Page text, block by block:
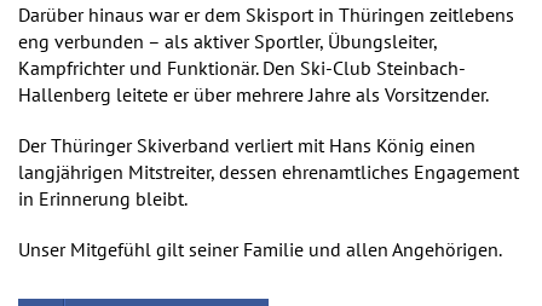
Darüber hinaus war er dem Skisport in Thüringen zeitlebens
eng verbunden – als aktiver Sportler, Übungsleiter,
Kampfrichter und Funktionär. Den Ski-Club Steinbach-
Hallenberg leitete er über mehrere Jahre als Vorsitzender.
Der Thüringer Skiverband verliert mit Hans König einen
langjährigen Mitstreiter, dessen ehrenamtliches Engagement
in Erinnerung bleibt.
Unser Mitgefühl gilt seiner Familie und allen Angehörigen.